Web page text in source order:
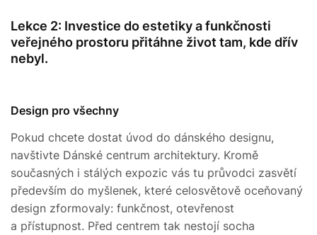
Lekce 2: Investice do estetiky a funkčnosti
veřejného prostoru přitáhne život tam, kde dřív
nebyl.
Design pro všechny
Pokud chcete dostat úvod do dánského designu,
navštivte Dánské centrum architektury. Kromě
současných i stálých expozic vás tu průvodci zasvětí
především do myšlenek, které celosvětově oceňovaný
design zformovaly: funkčnost, otevřenost
a přístupnost. Před centrem tak nestojí socha